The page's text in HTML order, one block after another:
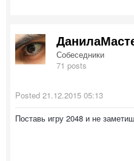
Собеседники
71 posts
Posted 21.12.2015 05:13
Поставь игру 2048 и не